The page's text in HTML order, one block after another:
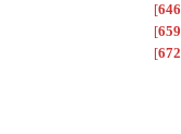
[646
[659
[672